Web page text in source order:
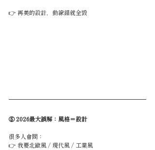
👉 再美的設計，動線錯就全毀
⑤ 2026最大誤解：風格＝設計
很多人會問：
👉 我要北歐風 / 現代風 / 工業風